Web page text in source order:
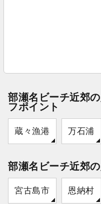
部瀬名ビーチ近郊
フポイント
蔵々漁港 万石浦
部瀬名ビーチ近郊
宮古島市 恩納村